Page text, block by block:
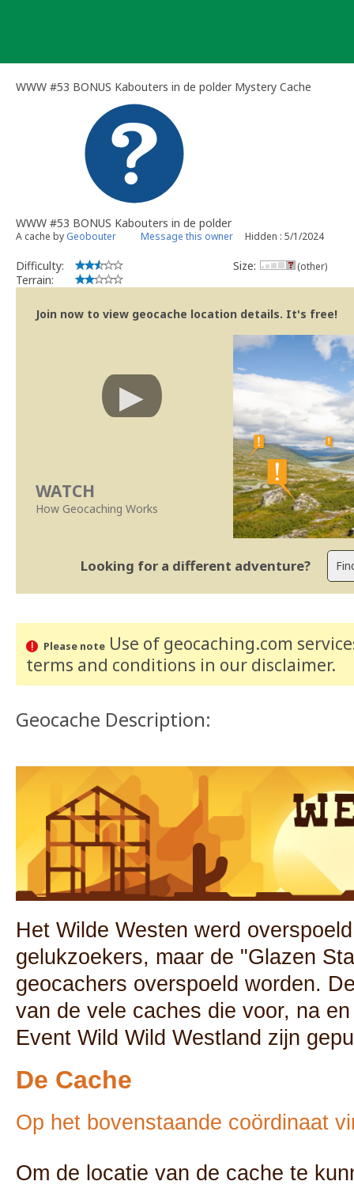
WWW #53 BONUS Kabouters in de polder Mystery Cache
WWW #53 BONUS Kabouters in de polder
A cache by Geobouter Message this owner Hidden : 5/1/2024
Difficulty:
Terrain:
Size: (other)
Join now to view geocache location details. It's free!
WATCH
How Geocaching Works
Looking for a different adventure?
Please noteUse of geocaching.com
terms and conditions in our disclaimer.
Geocache Description:
Het Wilde Westen werd
gelukzoekers, maar de "Glazen
geocachers overspoeld worden.
van de vele caches die voor, na
Event Wild Wild Westland zijn
De Cache
Op het bovenstaande coördinaat
Om de locatie van de cache te